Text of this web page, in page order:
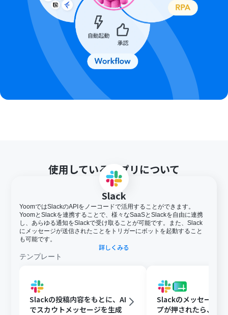
使用しているアプリについて
Slack
YoomではSlackのAPIをノーコードで活用することができます。
YoomとSlackを連携することで、様々なSaaSとSlackを自由に連携
し、あらゆる通知をSlackで受け取ることが可能です。また、Slack
にメッセージが送信されたことをトリガーにボットを起動すること
も可能です。
詳しくみる
テンプレート
Slackの投稿内容をもとに、AI
でスカウトメッセージを生成
Slackのメッセージに
プが押されたら、